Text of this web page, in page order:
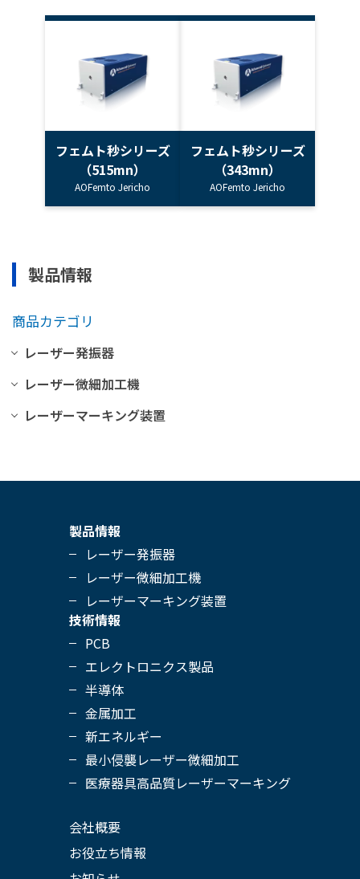
製品情報
商品カテゴリ
レーザー発振器
ナノ秒レーザー 高出力シリーズ
ナノ秒レーザー 高出力シリーズ ダ
ピコ秒シリーズ
フェムト秒シリーズ
レーザー微細加工機
AOC2000
AOC MDM-4
医療用 微細溶接システム
レーザーマーキング装置
UV レーザーマーキングユニット
フェムト秒シリーズ
（515mn）
AOFemto Jericho
フェムト秒シリーズ
（343mn）
AOFemto Jericho
製品情報
レーザー発振器
レーザー微細加工機
レーザーマーキング装置
技術情報
PCB
エレクトロニクス製品
半導体
金属加工
新エネルギー
最小侵襲レーザー微細加工
医療器具高品質レーザーマーキング
会社概要
お役立ち情報